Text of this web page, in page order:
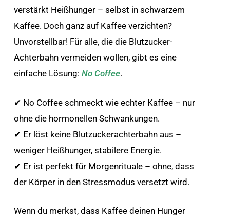
verstärkt Heißhunger – selbst in schwarzem
Kaffee. Doch ganz auf Kaffee verzichten?
Unvorstellbar! Für alle, die die Blutzucker-
Achterbahn vermeiden wollen, gibt es eine
einfache Lösung:No Coffee.
✔ No Coffee schmeckt wie echter Kaffee – nur
ohne die hormonellen Schwankungen.
✔ Er löst keine Blutzuckerachterbahn aus –
weniger Heißhunger, stabilere Energie.
✔ Er ist perfekt für Morgenrituale – ohne, dass
der Körper in den Stressmodus versetzt wird.
Wenn du merkst, dass Kaffee deinen Hunger